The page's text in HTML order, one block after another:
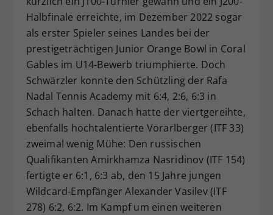
Halbfinale erreichte, im Dezember 2022 sogar
als erster Spieler seines Landes bei der
prestigeträchtigen Junior Orange Bowl in Coral
Gables im U14-Bewerb triumphierte. Doch
Schwärzler konnte den Schützling der Rafa
Nadal Tennis Academy mit 6:4, 2:6, 6:3 in
Schach halten. Danach hatte der viertgereihte,
ebenfalls hochtalentierte Vorarlberger (ITF 33)
zweimal wenig Mühe: Den russischen
Qualifikanten Amirkhamza Nasridinov (ITF 154)
fertigte er 6:1, 6:3 ab, den 15 Jahre jungen
Wildcard-Empfänger Alexander Vasilev (ITF
278) 6:2, 6:2. Im Kampf um einen weiteren